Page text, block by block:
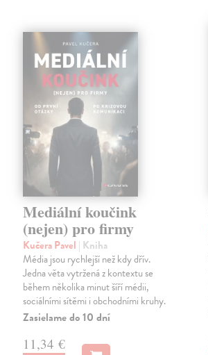
Mediální koučink
(nejen) pro firmy
Kučera Pavel | Kniha
Média jsou rychlejší než kdy dřív.
Jedna věta vytržená z kontextu se
během několika minut šíří médii,
sociálními sítěmi i obchodními kruhy.
Zasielame do 10 dní
11,34 €